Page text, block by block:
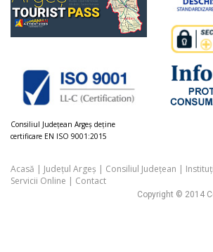
Consiliul Judeţean Argeș deţine
certificare EN ISO 9001:2015
Acasă | Județul Argeș | Consiliul Județean |
Servicii Online | Contact
Copyright © 2014